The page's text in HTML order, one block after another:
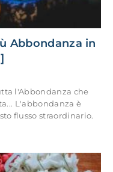
Abbondanza in
l'Abbondanza che
L'abbondanza è
flusso straordinario.